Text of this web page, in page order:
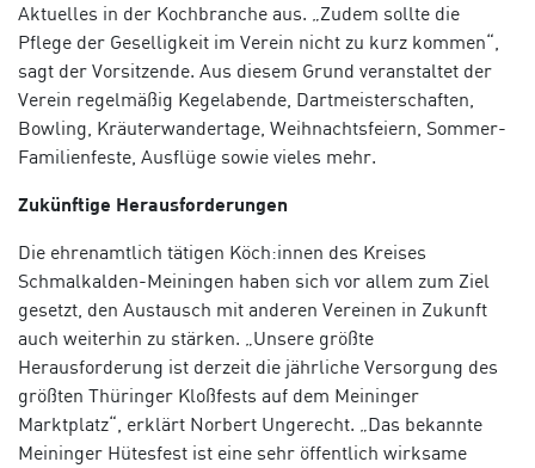
Aktuelles in der Kochbranche aus. „Zudem sollte die
Pflege der Geselligkeit im Verein nicht zu kurz kommen“,
sagt der Vorsitzende. Aus diesem Grund veranstaltet der
Verein regelmäßig Kegelabende, Dartmeisterschaften,
Bowling, Kräuterwandertage, Weihnachtsfeiern, Sommer-
Familienfeste, Ausflüge sowie vieles mehr.
Zukünftige Herausforderungen
Die ehrenamtlich tätigen Köch:innen des Kreises
Schmalkalden-Meiningen haben sich vor allem zum Ziel
gesetzt, den Austausch mit anderen Vereinen in Zukunft
auch weiterhin zu stärken. „Unsere größte
Herausforderung ist derzeit die jährliche Versorgung des
größten Thüringer Kloßfests auf dem Meininger
Marktplatz“, erklärt Norbert Ungerecht. „Das bekannte
Meininger Hütesfest ist eine sehr öffentlich wirksame